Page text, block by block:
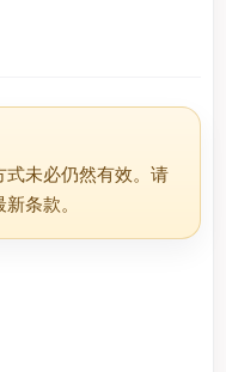
未必仍然有效。请
条款。